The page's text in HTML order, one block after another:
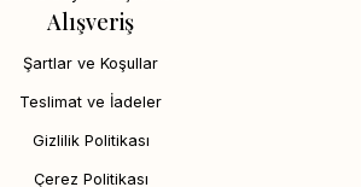
Alışveriş
Şartlar ve Koşullar
Teslimat ve İadeler
Gizlilik Politikası
Çerez Politikası